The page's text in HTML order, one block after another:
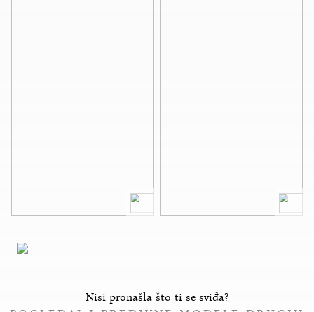
Nisi pronašla što ti se sviđa?